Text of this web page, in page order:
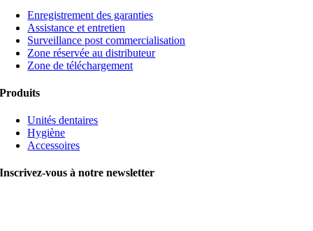
Enregistrement des garanties
Assistance et entretien
Surveillance post commercialisation
Zone réservée au distributeur
Zone de téléchargement
Produits
Unités dentaires
Hygiène
Accessoires
Inscrivez-vous à notre newsletter